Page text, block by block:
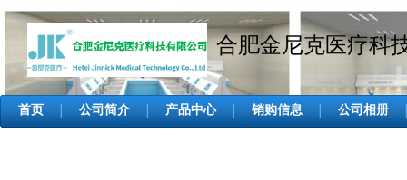
合肥金尼克医疗科
首页 公司简介 产品中心 销购信息 公司相册